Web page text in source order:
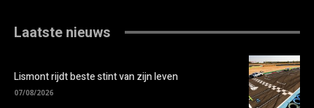
Laatste nieuws
Lismont rijdt beste stint van zijn leven
07/08/2026